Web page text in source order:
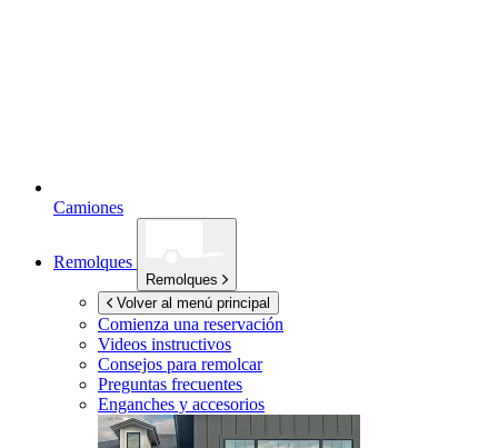
Camiones
Remolques
Remolques
Volver al menú principal
Comienza una reservación
Videos instructivos
Consejos para remolcar
Preguntas frecuentes
Enganches y accesorios